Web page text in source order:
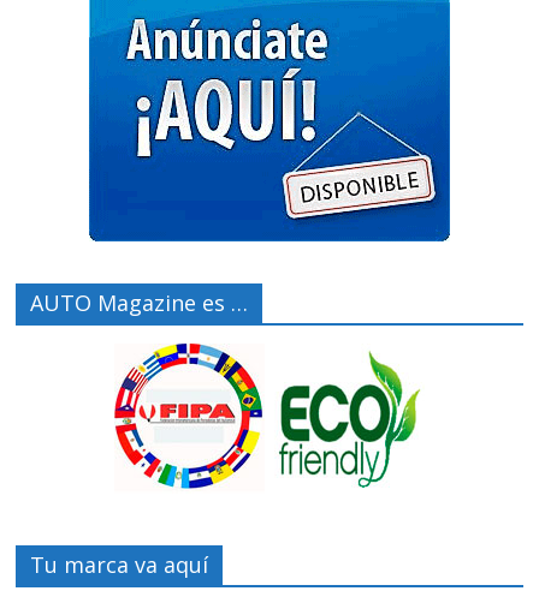
AUTO Magazine es …
Tu marca va aquí